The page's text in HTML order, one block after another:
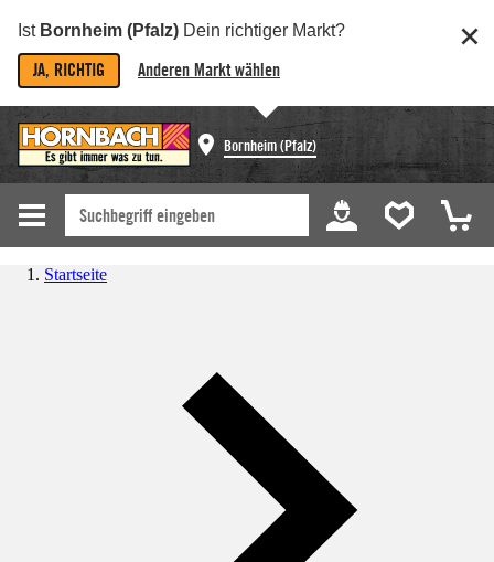
Ist Bornheim (Pfalz) Dein richtiger Markt?
JA, RICHTIG Anderen Markt wählen
Bornheim (Pfalz)
Startseite